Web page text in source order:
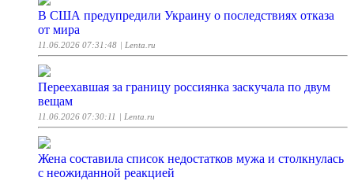
В США предупредили Украину о последствиях отказа
от мира
11.06.2026 07:31:48 | Lenta.ru
Переехавшая за границу россиянка заскучала по двум
вещам
11.06.2026 07:30:11 | Lenta.ru
Жена составила список недостатков мужа и столкнулась
с неожиданной реакцией